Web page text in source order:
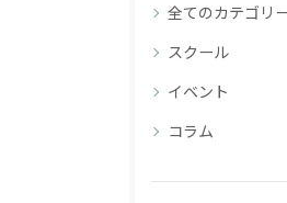
全てのカテゴリ
スクール
イベント
コラム